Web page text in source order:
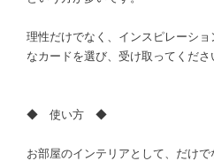
理性だけでなく、インスピレーシ
なカードを選び、受け取ってくださ
◆ 使い方 ◆
お部屋のインテリアとして、だけ